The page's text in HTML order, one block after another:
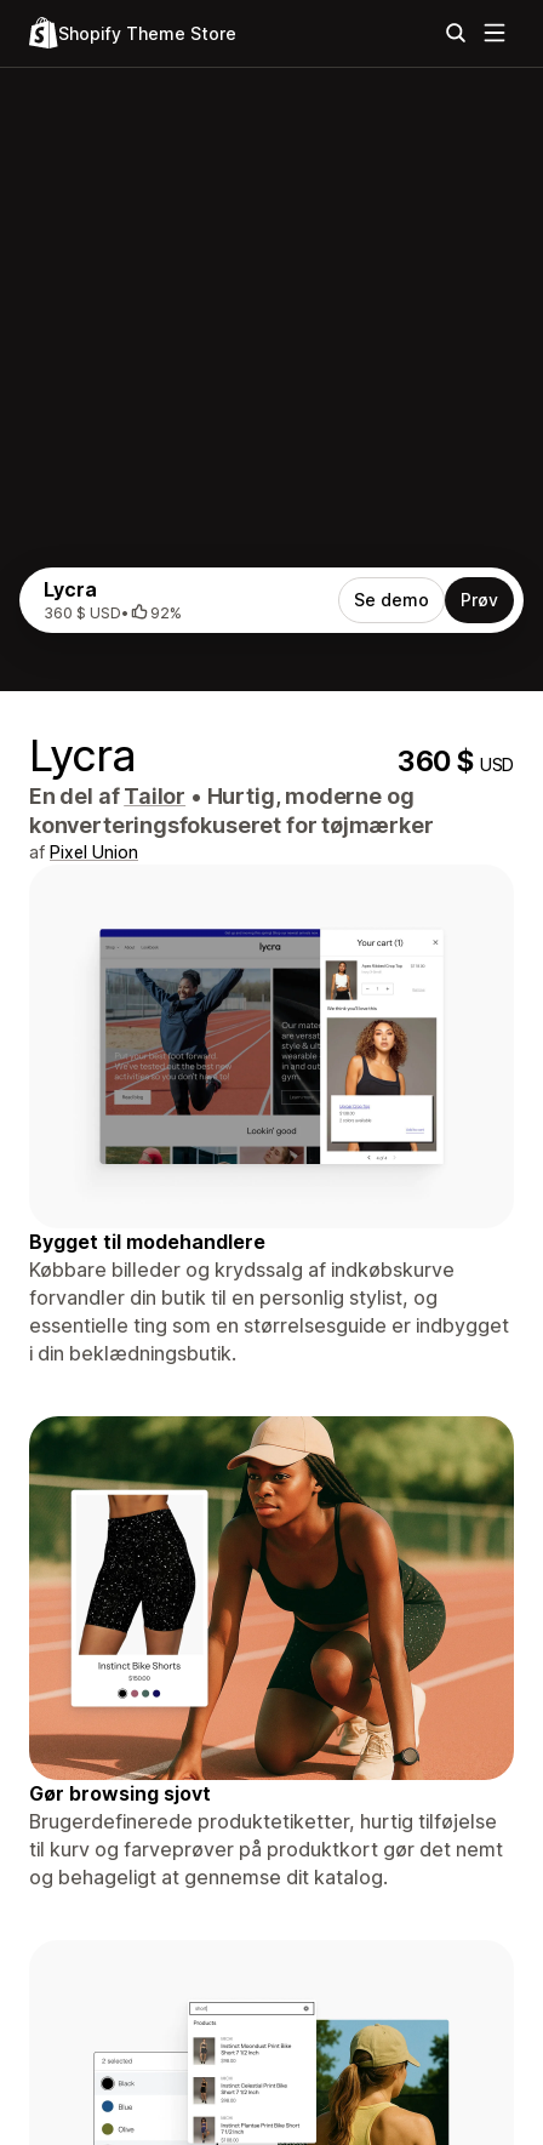
Shopify Theme Store
Lycra
360 $ USD• 92%
Se demo Prøv
Lycra 360 $USD
En del afTailor • Hurtig, moderne og
konverteringsfokuseret for tøjmærker
af Pixel Union
Bygget til modehandlere
Købbare billeder og krydssalg af indkøbskurve
forvandler din butik til en personlig stylist, og
essentielle ting som en størrelsesguide er indbygget
i din beklædningsbutik.
Gør browsing sjovt
Brugerdefinerede produktetiketter, hurtig tilføjelse
til kurv og farveprøver på produktkort gør det nemt
og behageligt at gennemse dit katalog.